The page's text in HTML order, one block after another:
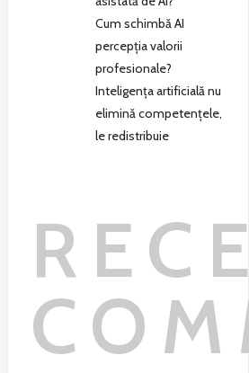
Cum schimbă AI
percepția valorii
profesionale?
Inteligența artificială nu
elimină competențele,
le redistribuie